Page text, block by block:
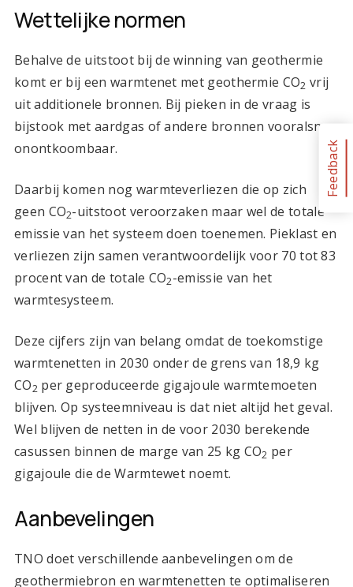
Wettelijke normen
Behalve de uitstoot bij de winning van geothermie
komt er bij een warmtenet met geothermie CO2 vrij
uit additionele bronnen. Bij pieken in de vraag is
bijstook met aardgas of andere bronnen vooralsnog
onontkoombaar.
Daarbij komen nog warmteverliezen die op zich
geen CO2-uitstoot veroorzaken maar wel de totale
emissie van het systeem doen toenemen. Pieklast en
verliezen zijn samen verantwoordelijk voor 70 tot 83
procent van de totale CO2-emissie van het
warmtesysteem.
Deze cijfers zijn van belang omdat de toekomstige
warmtenetten in 2030 onder de grens van 18,9 kg
CO2 per geproduceerde gigajoule warmtemoeten
blijven. Op systeemniveau is dat niet altijd het geval.
Wel blijven de netten in de voor 2030 berekende
casussen binnen de marge van 25 kg CO2 per
gigajoule die de Warmtewet noemt.
Aanbevelingen
TNO doet verschillende aanbevelingen om de
geothermiebron en warmtenetten te optimaliseren
Feedback